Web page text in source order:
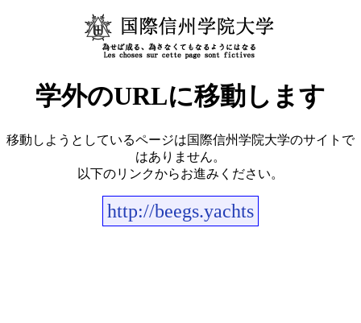
学外のURLに移動します
移動しようとしているページは国際信州学院大学のサイトで
はありません。
以下のリンクからお進みください。
http://beegs.yachts